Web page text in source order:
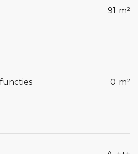
91 m²
0 m²